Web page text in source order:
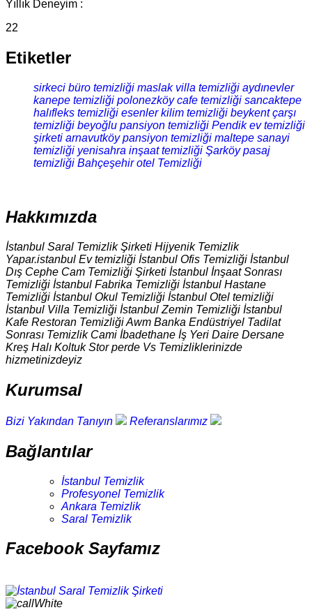
Yıllık Deneyim :
22
Etiketler
sirkeci büro temizliği maslak villa temizliği aydınevler
kanepe temizliği polonezköy cafe temizliği sancaktepe
halıfleks temizliği esenler kilim temizliği beykent çarşı
temizliği beyoğlu pansiyon temizliği Pendik ev temizliği
şirketi arnavutköy pansiyon temizliği maltepe sanayi
temizliği yenisahra inşaat temizliği Şarköy pasaj
temizliği Bahçeşehir otel Temizliği
Hakkımızda
İstanbul Saral Temizlik Şirketi Hijyenik Temizlik
Yapar.istanbul Ev temizliği İstanbul Ofis Temizliği İstanbul
Dış Cephe Cam Temizliği Şirketi İstanbul İnşaat Sonrası
Temizliği İstanbul Fabrika Temizliği İstanbul Hastane
Temizliği İstanbul Okul Temizliği İstanbul Otel temizliği
İstanbul Villa Temizliği İstanbul Zemin Temizliği İstanbul
Kafe Restoran Temizliği Awm Banka Endüstriyel Tadilat
Sonrası Temizlik Cami İbadethane İş Yeri Daire Dersane
Kreş Halı Koltuk Stor perde Vs Temizliklerinizde
hizmetinizdeyiz
Kurumsal
Bizi Yakından Tanıyın Referanslarımız
Bağlantılar
İstanbul Temizlik
Profesyonel Temizlik
Ankara Temizlik
Saral Temizlik
Facebook Sayfamız